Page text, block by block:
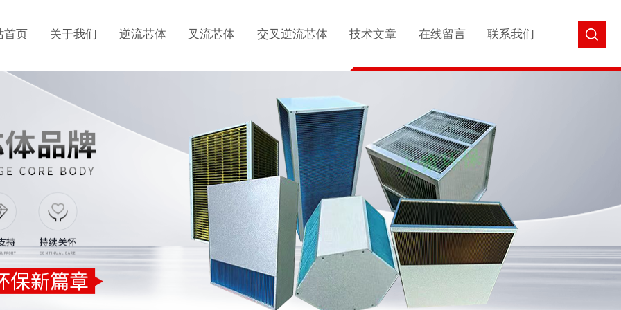
首页 关于我们 逆流芯体 叉流芯体 交叉逆流芯体 技术文章 在线留言 联系我们